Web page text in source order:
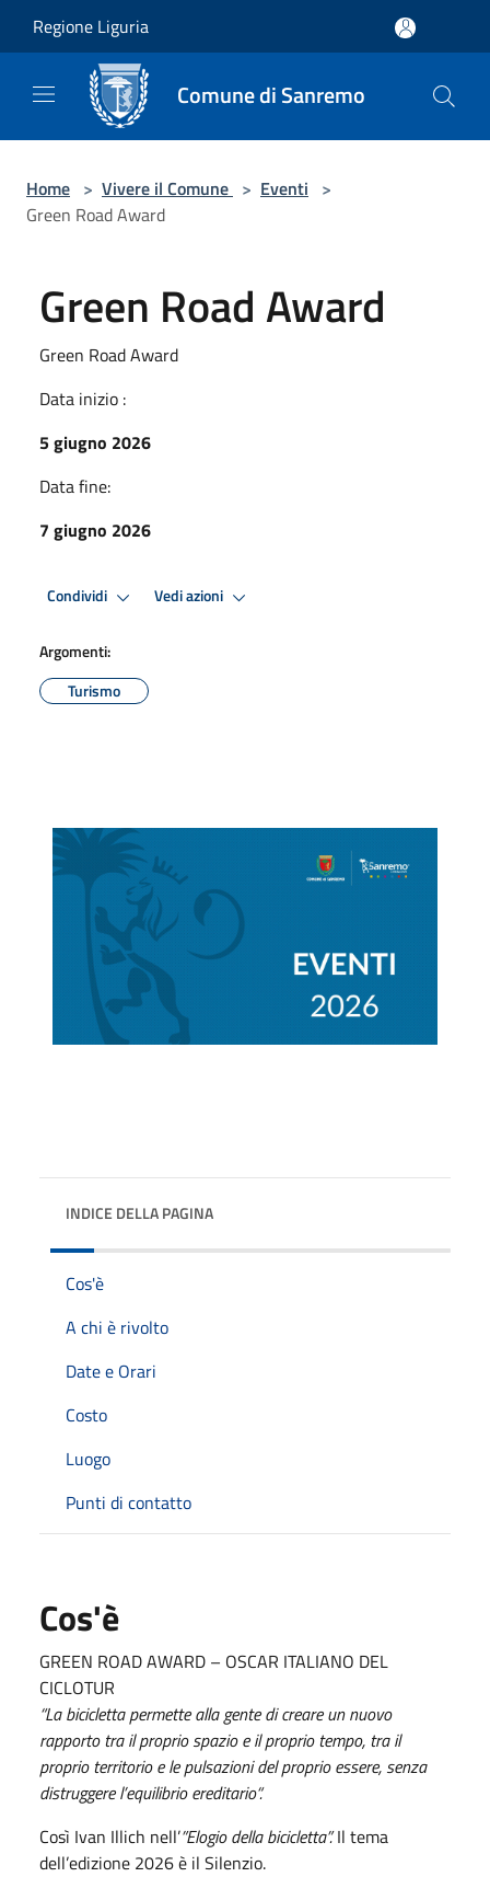
Regione Liguria
Comune di Sanremo
Home > Vivere il Comune > Eventi >
Green Road Award
Green Road Award
Green Road Award
Data inizio :
5 giugno 2026
Data fine:
7 giugno 2026
Condividi Vedi azioni
Argomenti:
Turismo
INDICE DELLA PAGINA
Cos'è
A chi è rivolto
Date e Orari
Costo
Luogo
Punti di contatto
Cos'è
GREEN ROAD AWARD – OSCAR ITALIANO DEL
CICLOTUR
“La bicicletta permette alla gente di creare un nuovo
rapporto tra il proprio spazio e il proprio tempo, tra il
proprio territorio e le pulsazioni del proprio essere, senza
distruggere l’equilibrio ereditario“.
Così Ivan Illich nell’”Elogio della bicicletta”.Il tema
dell’edizione 2026 è il Silenzio.